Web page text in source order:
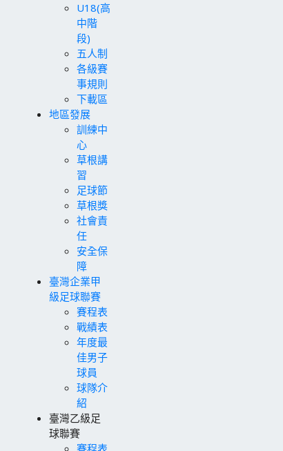
U18(高
中階
段)
五人制
各級賽
事規則
下載區
地區發展
訓練中
心
草根講
習
足球節
草根獎
社會責
任
安全保
障
臺灣企業甲
級足球聯賽
賽程表
戰績表
年度最
佳男子
球員
球隊介
紹
臺灣乙級足
球聯賽
賽程表